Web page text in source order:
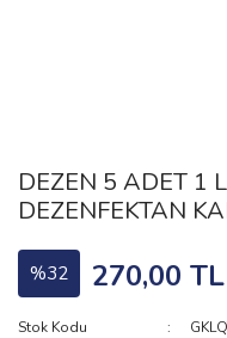
DEZEN 5 ADET 1
DEZENFEKTAN
%32 270,00 TL
Stok Kodu